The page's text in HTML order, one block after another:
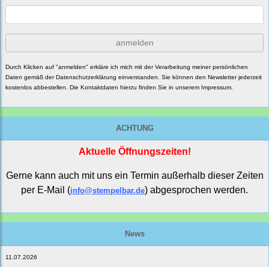
anmelden
Durch Klicken auf "anmelden" erkläre ich mich mit der Verarbeitung meiner persönlichen
Daten gemäß der Datenschutzerklärung einverstanden. Sie können den Newsletter jederzeit
kostenlos abbestellen. Die Kontaktdaten hierzu finden Sie in unserem Impressum.
ACHTUNG
Aktuelle Öffnungszeiten!
Gerne kann auch mit uns ein Termin außerhalb dieser Zeiten
per E-Mail (info@stempelbar.de) abgesprochen werden.
News
11.07.2026